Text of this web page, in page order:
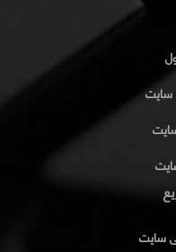
سایت
سایت